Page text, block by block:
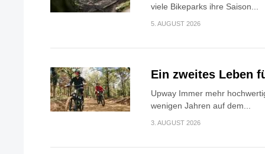
viele Bikeparks ihre Saison...
5. AUGUST 2026
Ein zweites Leben
Upway Immer mehr
wenigen Jahren auf dem...
3. AUGUST 2026